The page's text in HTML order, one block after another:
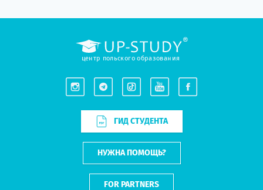
центр польского образования
ГИД СТУДЕНТА
НУЖНА ПОМОЩЬ?
FOR PARTNERS